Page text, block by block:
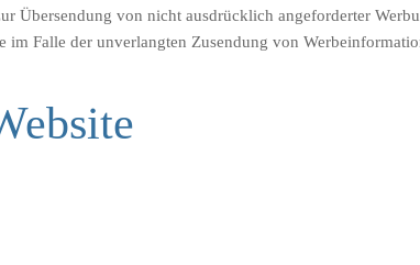
Übersendung von nicht ausdrücklich angeforderter
Falle der unverlangten Zusendung von